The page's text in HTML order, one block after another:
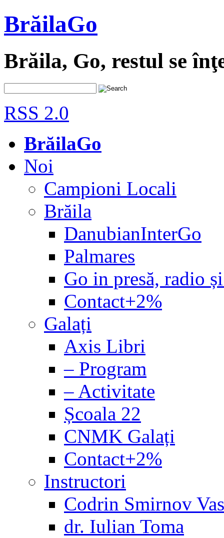
BrăilaGo
Brăila, Go, restul se
RSS 2.0
BrăilaGo
Noi
Campioni Locali
Brăila
DanubianInterGo
Palmares
Go in presă, radio
Contact+2%
Galați
Axis Libri
– Program
– Activitate
Școala 22
CNMK Galați
Contact+2%
Instructori
Codrin Smirnov
dr. Iulian Toma